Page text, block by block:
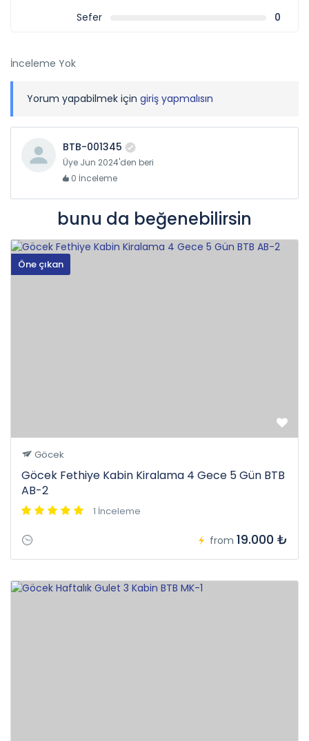
Sefer 0
İnceleme Yok
Yorum yapabilmek için giriş yapmalısın
BTB-001345
Üye Jun 2024'den beri
0 İnceleme
bunu da beğenebilirsin
Öne çıkan
Göcek
Göcek Fethiye Kabin Kiralama 4 Gece 5 Gün BTB
AB-2
1 İnceleme
from 19.000 ₺